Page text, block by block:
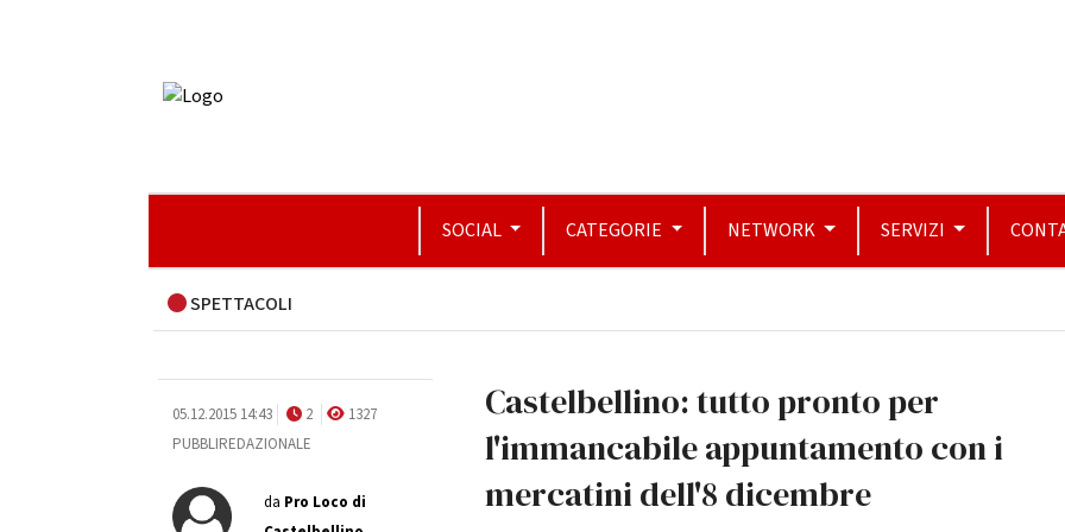
SOCIAL CATEGORIE NETWORK SERVIZI
SPETTACOLI
05.12.2015 14:43 2
1327
PUBBLIREDAZIONALE
da Pro Loco di
Castelbellino: tutto pronto per
l'immancabile appuntamento con i
mercatini dell'8 dicembre